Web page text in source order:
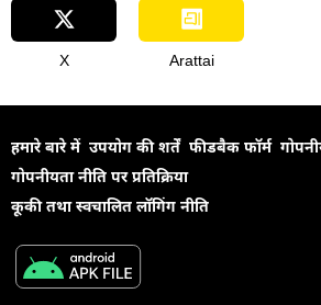
X Arattai
हमारे बारे में उपयोग की शर्तें फीडबैक फॉर्म
गोपनीयता नीति पर प्रतिक्रिया
कूकी तथा स्वचालित लॉगिंग नीति